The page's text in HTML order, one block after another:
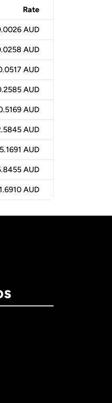
Rate
AUD
AUD
AUD
AUD
AUD
AUD
5.1691 AUD
AUD
AUD